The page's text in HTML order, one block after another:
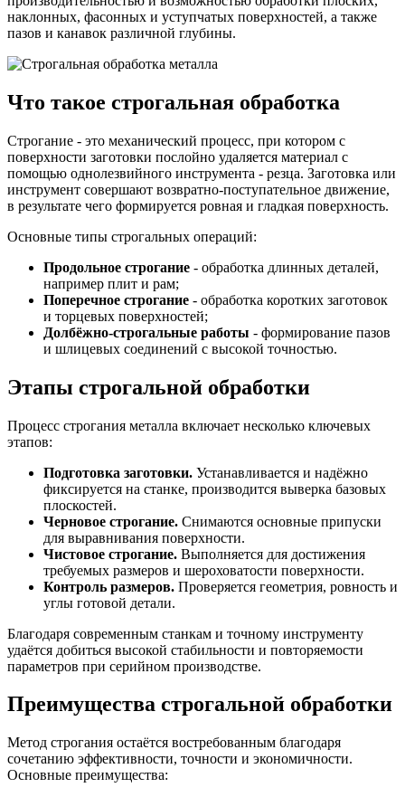
наклонных, фасонных и уступчатых поверхностей, а также
пазов и канавок различной глубины.
Что такое строгальная обработка
Строгание - это механический процесс, при котором с
поверхности заготовки послойно удаляется материал с
помощью однолезвийного инструмента - резца. Заготовка или
инструмент совершают возвратно-поступательное движение,
в результате чего формируется ровная и гладкая поверхность.
Основные типы строгальных операций:
Продольное строгание - обработка длинных деталей,
например плит и рам;
Поперечное строгание - обработка коротких заготовок
и торцевых поверхностей;
Долбёжно-строгальные работы - формирование пазов
и шлицевых соединений с высокой точностью.
Этапы строгальной обработки
Процесс строгания металла включает несколько ключевых
этапов:
Подготовка заготовки. Устанавливается и надёжно
фиксируется на станке, производится выверка базовых
плоскостей.
Черновое строгание. Снимаются основные припуски
для выравнивания поверхности.
Чистовое строгание. Выполняется для достижения
требуемых размеров и шероховатости поверхности.
Контроль размеров. Проверяется геометрия, ровность и
углы готовой детали.
Благодаря современным станкам и точному инструменту
удаётся добиться высокой стабильности и повторяемости
параметров при серийном производстве.
Преимущества строгальной обработки
Метод строгания остаётся востребованным благодаря
сочетанию эффективности, точности и экономичности.
Основные преимущества: